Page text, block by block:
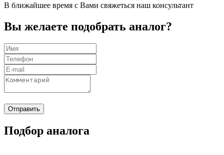
В ближайшее время с Вами свяжеться наш консультант
Вы желаете подобрать аналог?
Отправить
Подбор аналога